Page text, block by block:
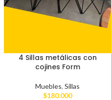
4 Sillas metálicas con
cojines Form
Muebles, Sillas
$180.000